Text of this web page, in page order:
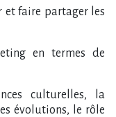
et faire partager les
en termes de
culturelles, la
évolutions, le rôle